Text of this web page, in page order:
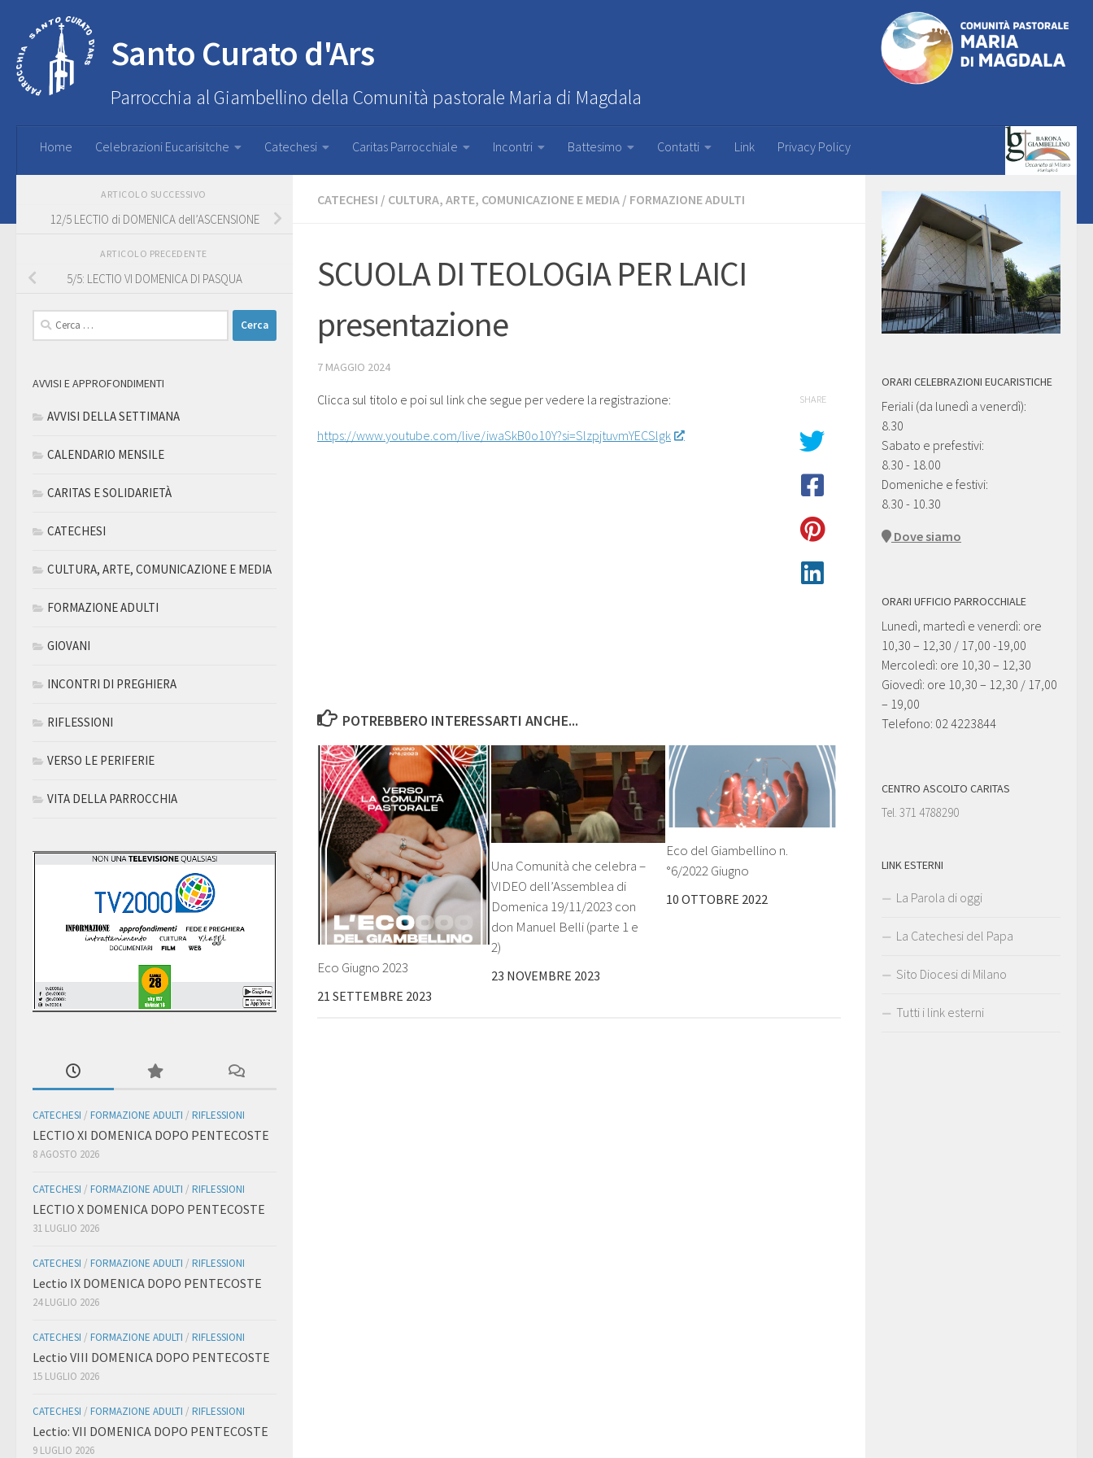
Santo Curato d'Ars
Parrocchia al Giambellino della Comunità pastorale Maria di Magdala
Home Celebrazioni Eucarisitche Catechesi Caritas Parrocchiale Incontri Battesimo Contatti Link Privacy Policy
CATECHESI / CULTURA, ARTE, COMUNICAZIONE E MEDIA / FORMAZIONE ADULTI
SCUOLA DI TEOLOGIA PER LAICI
presentazione
7 MAGGIO 2024
Clicca sul titolo e poi sul link che segue per vedere la registrazione:
https://www.youtube.com/live/iwaSkB0o10Y?si=SlzpjtuvmYECSlgk
SHARE
POTREBBERO INTERESSARTI ANCHE...
Eco Giugno 2023
21 SETTEMBRE 2023
Una Comunità che celebra –
VIDEO dell’Assemblea di
Domenica 19/11/2023 con
don Manuel Belli (parte 1 e
2)
23 NOVEMBRE 2023
Eco del Giambellino n.
°6/2022 Giugno
10 OTTOBRE 2022
ARTICOLO SUCCESSIVO
12/5 LECTIO di DOMENICA dell’ASCENSIONE
ARTICOLO PRECEDENTE
5/5: LECTIO VI DOMENICA DI PASQUA
Ricerca
per:
AVVISI E APPROFONDIMENTI
AVVISI DELLA SETTIMANA
CALENDARIO MENSILE
CARITAS E SOLIDARIETÀ
CATECHESI
CULTURA, ARTE, COMUNICAZIONE E MEDIA
FORMAZIONE ADULTI
GIOVANI
INCONTRI DI PREGHIERA
RIFLESSIONI
VERSO LE PERIFERIE
VITA DELLA PARROCCHIA
CATECHESI / FORMAZIONE ADULTI / RIFLESSIONI
LECTIO XI DOMENICA DOPO PENTECOSTE
8 AGOSTO 2026
CATECHESI / FORMAZIONE ADULTI / RIFLESSIONI
LECTIO X DOMENICA DOPO PENTECOSTE
31 LUGLIO 2026
CATECHESI / FORMAZIONE ADULTI / RIFLESSIONI
Lectio IX DOMENICA DOPO PENTECOSTE
24 LUGLIO 2026
CATECHESI / FORMAZIONE ADULTI / RIFLESSIONI
Lectio VIII DOMENICA DOPO PENTECOSTE
15 LUGLIO 2026
CATECHESI / FORMAZIONE ADULTI / RIFLESSIONI
Lectio: VII DOMENICA DOPO PENTECOSTE
9 LUGLIO 2026
ORARI CELEBRAZIONI EUCARISTICHE
Feriali (da lunedì a venerdì):
8.30
Sabato e prefestivi:
8.30 - 18.00
Domeniche e festivi:
8.30 - 10.30
Dove siamo
ORARI UFFICIO PARROCCHIALE
Lunedì, martedì e venerdì: ore
10,30 – 12,30 / 17,00 -19,00
Mercoledì: ore 10,30 – 12,30
Giovedì: ore 10,30 – 12,30 / 17,00
– 19,00
Telefono: 02 4223844
CENTRO ASCOLTO CARITAS
Tel. 371 4788290
LINK ESTERNI
La Parola di oggi
La Catechesi del Papa
Sito Diocesi di Milano
Tutti i link esterni